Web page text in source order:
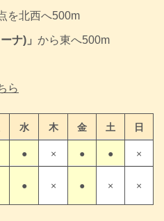
を北西へ500m
ナ)」 から東へ500m
ら
水 木 金 土 日
● × ● ● ×
● × ● × ×